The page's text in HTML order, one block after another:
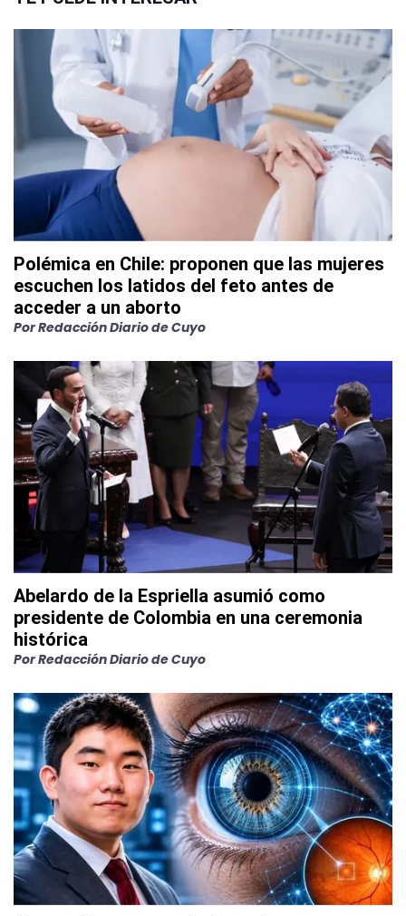
Polémica en Chile: proponen que las mujeres
escuchen los latidos del feto antes de
acceder a un aborto
PorRedacción Diario de Cuyo
Abelardo de la Espriella asumió como
presidente de Colombia en una ceremonia
histórica
PorRedacción Diario de Cuyo